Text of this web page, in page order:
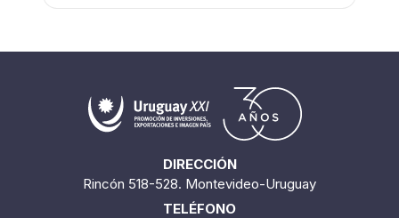
DIRECCIÓN
Rincón 518-528. Montevideo-Uruguay
TELÉFONO